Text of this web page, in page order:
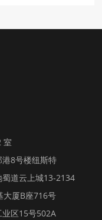
室
8号楼纽斯特
道云上城13-2134
大厦B座716号
区15号502A